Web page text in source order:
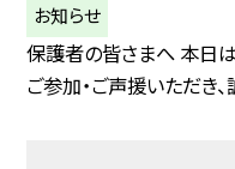
お知らせ
保護者の皆さまへ 本日
ご参加・ご声援いただき、